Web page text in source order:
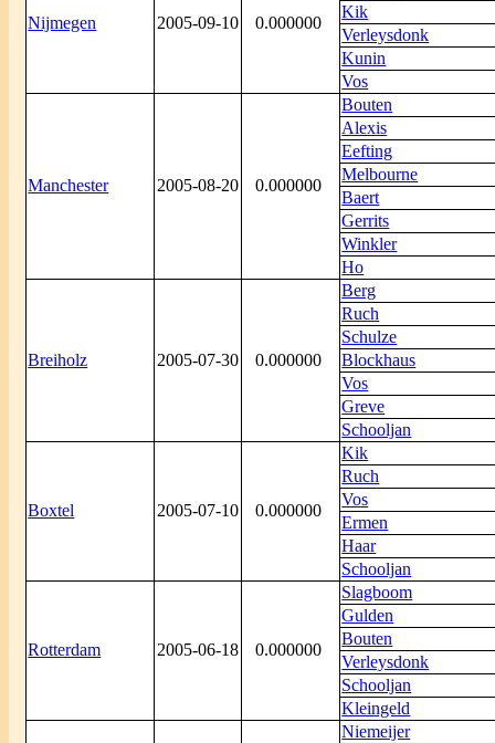
Nijmegen 2005-09-10 0.000000
Kik
Verleysdonk
Kunin
Vos
Manchester 2005-08-20 0.000000
Bouten
Alexis
Eefting
Melbourne
Baert
Gerrits
Winkler
Ho
Breiholz 2005-07-30 0.000000
Berg
Ruch
Schulze
Blockhaus
Vos
Greve
Schooljan
Boxtel 2005-07-10 0.000000
Kik
Ruch
Vos
Ermen
Haar
Schooljan
Rotterdam 2005-06-18 0.000000
Slagboom
Gulden
Bouten
Verleysdonk
Schooljan
Kleingeld
Niemeijer